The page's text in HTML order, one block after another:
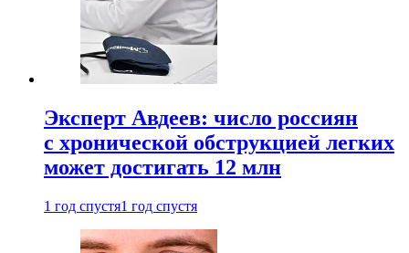
Эксперт Авдеев: число россиян
с хронической обструкцией легких
может достигать 12 млн
1 год спустя1 год спустя